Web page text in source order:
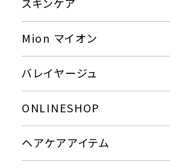
スキンケア
Mion マイオン
バレイヤージュ
ONLINESHOP
ヘアケアアイテム